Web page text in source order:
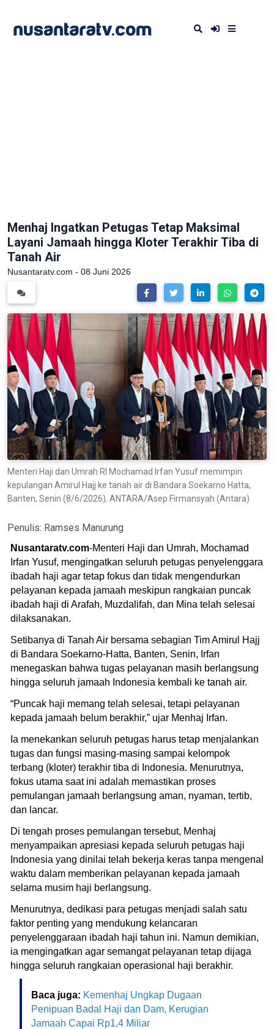
Menhaj Ingatkan Petugas Tetap Maksimal
Layani Jamaah hingga Kloter Terakhir Tiba di
Tanah Air
Nusantaratv.com - 08 Juni 2026
Menteri Haji dan Umrah RI Mochamad Irfan Yusuf memimpin
kepulangan Amirul Hajj ke tanah air di Bandara Soekarno Hatta,
Banten, Senin (8/6/2026). ANTARA/Asep Firmansyah (Antara)
Penulis: Ramses Manurung
Nusantaratv.com-Menteri Haji dan Umrah, Mochamad
Irfan Yusuf, mengingatkan seluruh petugas penyelenggara
ibadah haji agar tetap fokus dan tidak mengendurkan
pelayanan kepada jamaah meskipun rangkaian puncak
ibadah haji di Arafah, Muzdalifah, dan Mina telah selesai
dilaksanakan.
Setibanya di Tanah Air bersama sebagian Tim Amirul Hajj
di Bandara Soekarno-Hatta, Banten, Senin, Irfan
menegaskan bahwa tugas pelayanan masih berlangsung
hingga seluruh jamaah Indonesia kembali ke tanah air.
“Puncak haji memang telah selesai, tetapi pelayanan
kepada jamaah belum berakhir,” ujar Menhaj Irfan.
Ia menekankan seluruh petugas harus tetap menjalankan
tugas dan fungsi masing-masing sampai kelompok
terbang (kloter) terakhir tiba di Indonesia. Menurutnya,
fokus utama saat ini adalah memastikan proses
pemulangan jamaah berlangsung aman, nyaman, tertib,
dan lancar.
Di tengah proses pemulangan tersebut, Menhaj
menyampaikan apresiasi kepada seluruh petugas haji
Indonesia yang dinilai telah bekerja keras tanpa mengenal
waktu dalam memberikan pelayanan kepada jamaah
selama musim haji berlangsung.
Menurutnya, dedikasi para petugas menjadi salah satu
faktor penting yang mendukung kelancaran
penyelenggaraan ibadah haji tahun ini. Namun demikian,
ia mengingatkan agar semangat pelayanan tetap dijaga
hingga seluruh rangkaian operasional haji berakhir.
Baca juga: Kemenhaj Ungkap Dugaan
Penipuan Badal Haji dan Dam, Kerugian
Jamaah Capai Rp1,4 Miliar